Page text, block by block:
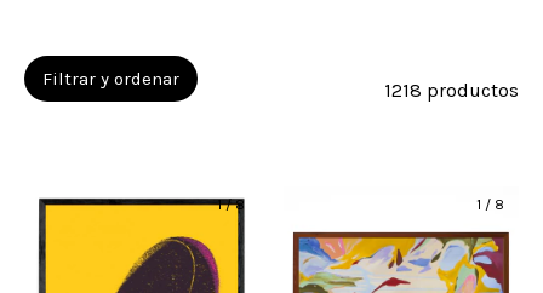
Filtrar y ordenar 1218 productos
1/8 1 / 8